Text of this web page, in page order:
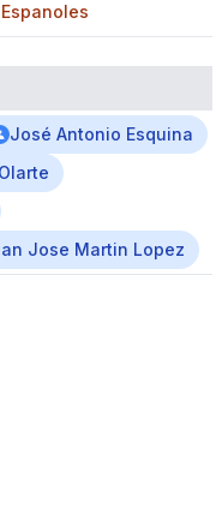
José Antonio Esquina
Jose Martin Lopez